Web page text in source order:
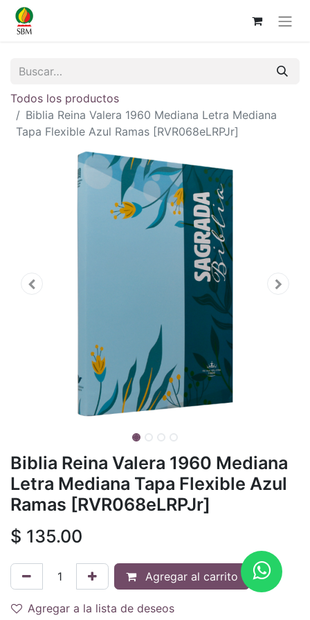
Todos los productos
Biblia Reina Valera 1960 Mediana Letra Mediana
Tapa Flexible Azul Ramas [RVR068eLRPJr]
Biblia Reina Valera 1960 Mediana
Letra Mediana Tapa Flexible Azul
Ramas [RVR068eLRPJr]
$ 135.00
Agregar al carrito
Agregar a la lista de deseos